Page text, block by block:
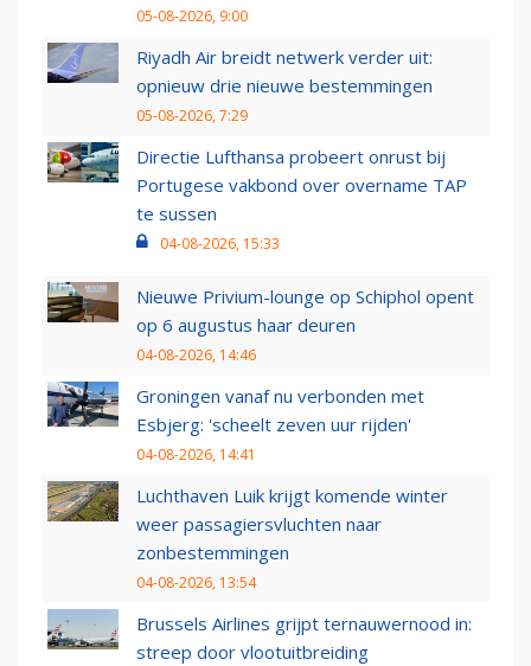
05-08-2026, 9:00
Riyadh Air breidt netwerk verder uit:
opnieuw drie nieuwe bestemmingen
05-08-2026, 7:29
Directie Lufthansa probeert onrust bij
Portugese vakbond over overname TAP
te sussen
04-08-2026, 15:33
Nieuwe Privium-lounge op Schiphol opent
op 6 augustus haar deuren
04-08-2026, 14:46
Groningen vanaf nu verbonden met
Esbjerg: 'scheelt zeven uur rijden'
04-08-2026, 14:41
Luchthaven Luik krijgt komende winter
weer passagiersvluchten naar
zonbestemmingen
04-08-2026, 13:54
Brussels Airlines grijpt ternauwernood in:
streep door vlootuitbreiding